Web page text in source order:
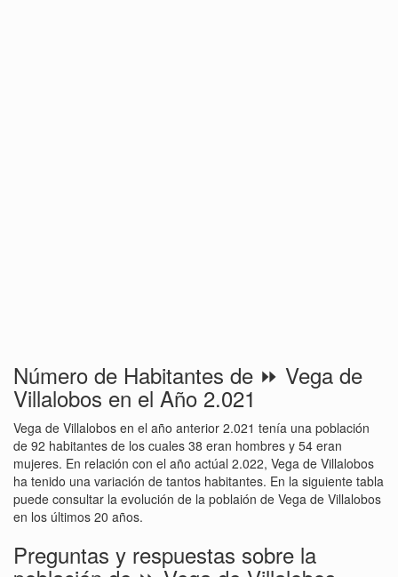
Número de Habitantes de ⏩ Vega de
Villalobos en el Año 2.021
Vega de Villalobos en el año anterior 2.021 tenía una población
de 92 habitantes de los cuales 38 eran hombres y 54 eran
mujeres. En relación con el año actúal 2.022, Vega de Villalobos
ha tenido una variación de tantos habitantes. En la siguiente tabla
puede consultar la evolución de la poblaión de Vega de Villalobos
en los últimos 20 años.
Preguntas y respuestas sobre la